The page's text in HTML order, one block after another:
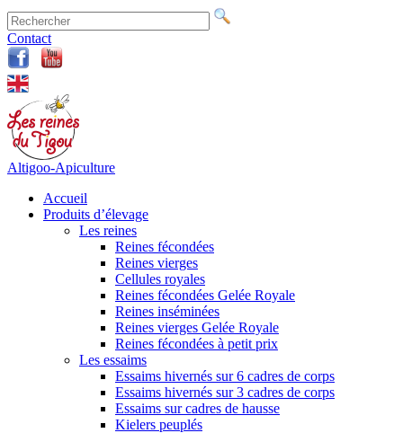
Contact
Altigoo-Apiculture
Accueil
Produits d’élevage
Les reines
Reines fécondées
Reines vierges
Cellules royales
Reines fécondées Gelée Royale
Reines inséminées
Reines vierges Gelée Royale
Reines fécondées à petit prix
Les essaims
Essaims hivernés sur 6 cadres de corps
Essaims hivernés sur 3 cadres de corps
Essaims sur cadres de hausse
Kielers peuplés